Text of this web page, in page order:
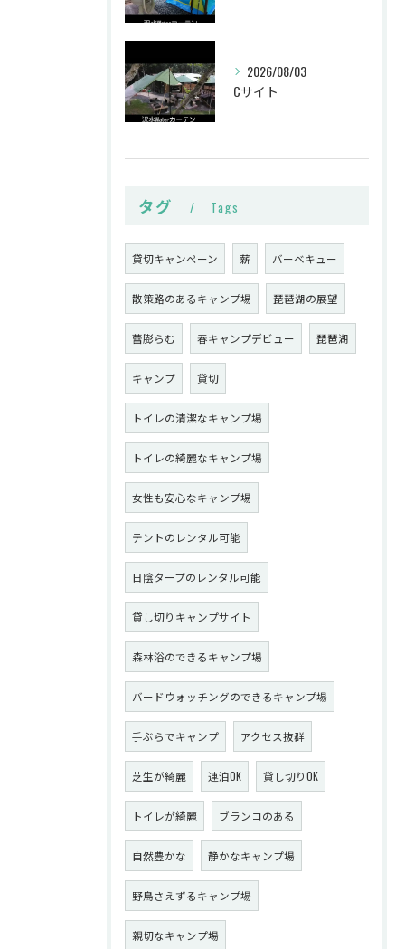
2026/08/03
Cサイト
タグ Tags
貸切キャンペーン 薪 バーベキュー
散策路のあるキャンプ場 琵琶湖の展望
蕾膨らむ 春キャンプデビュー 琵琶湖
キャンプ 貸切
トイレの清潔なキャンプ場
トイレの綺麗なキャンプ場
女性も安心なキャンプ場
テントのレンタル可能
日陰タープのレンタル可能
貸し切りキャンプサイト
森林浴のできるキャンプ場
バードウォッチングのできるキャンプ場
手ぶらでキャンプ アクセス抜群
芝生が綺麗 連泊OK 貸し切りOK
トイレが綺麗 ブランコのある
自然豊かな 静かなキャンプ場
野鳥さえずるキャンプ場
親切なキャンプ場